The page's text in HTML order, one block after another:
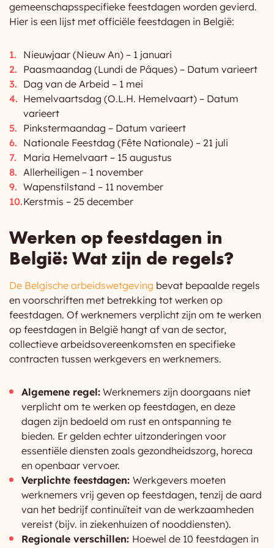
gemeenschapsspecifieke feestdagen worden gevierd.
Hier is een lijst met officiële feestdagen in België:
Nieuwjaar (Nieuw An) – 1 januari
Paasmaandag (Lundi de Pâques) – Datum varieert
Dag van de Arbeid – 1 mei
Hemelvaartsdag (O.L.H. Hemelvaart) – Datum
varieert
Pinkstermaandag – Datum varieert
Nationale Feestdag (Fête Nationale) – 21 juli
Maria Hemelvaart – 15 augustus
Allerheiligen – 1 november
Wapenstilstand – 11 november
Kerstmis – 25 december
Werken op feestdagen in
België: Wat zijn de regels?
De Belgische arbeidswetgeving bevat bepaalde regels
en voorschriften met betrekking tot werken op
feestdagen. Of werknemers verplicht zijn om te werken
op feestdagen in België hangt af van de sector,
collectieve arbeidsovereenkomsten en specifieke
contracten tussen werkgevers en werknemers.
Algemene regel: Werknemers zijn doorgaans niet
verplicht om te werken op feestdagen, en deze
dagen zijn bedoeld om rust en ontspanning te
bieden. Er gelden echter uitzonderingen voor
essentiële diensten zoals gezondheidszorg, horeca
en openbaar vervoer.
Verplichte feestdagen: Werkgevers moeten
werknemers vrij geven op feestdagen, tenzij de aard
van het bedrijf continuïteit van de werkzaamheden
vereist (bijv. in ziekenhuizen of nooddiensten).
Regionale verschillen: Hoewel de 10 feestdagen in